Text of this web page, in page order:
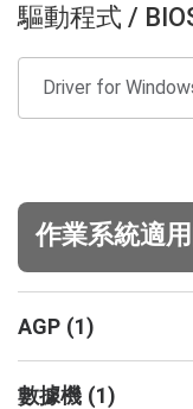
驅動程式 /
作業系統適
AGP (1)
數據機 (1)